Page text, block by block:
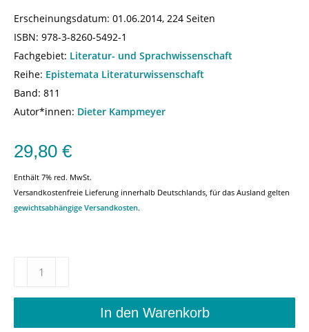
Erscheinungsdatum: 01.06.2014, 224 Seiten
ISBN: 978-3-8260-5492-1
Fachgebiet: Literatur- und Sprachwissenschaft
Reihe: Epistemata Literaturwissenschaft
Band: 811
Autor*innen: Dieter Kampmeyer
29,80 €
Enthält 7% red. MwSt.
Versandkostenfreie Lieferung innerhalb Deutschlands, für das Ausland gelten
gewichtsabhängige Versandkosten.
Konfigurationen
Schlinks
In den Warenkorb